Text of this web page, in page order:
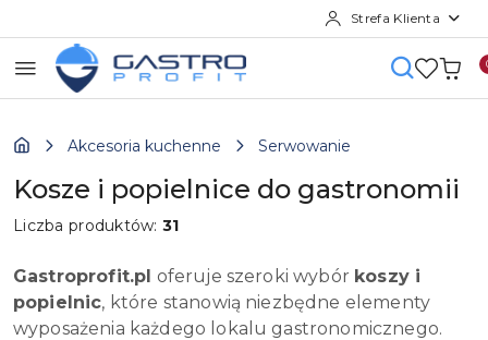
Strefa Klienta
Akcesoria kuchenne Serwowanie
Kosze i popielnice do gastronomii
Liczba produktów:31
Gastroprofit.pl oferuje szeroki wybór koszy i
popielnic, które stanowią niezbędne elementy
wyposażenia każdego lokalu gastronomicznego.